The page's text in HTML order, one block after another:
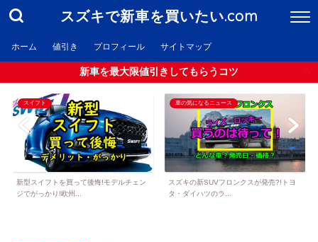
スズキで新車を買いたい.com
ホーム 値引き プロフィール サイトマップ
新車を最大限値引きしてもらうコツ
スイフト
新型スイフトを買って後悔!モデルチェン
ジでがっかり!欧州...
車の気になるニュース
スズキの新SUVフロンクスが発売?!トヨ
タ・ダイハツのラ...